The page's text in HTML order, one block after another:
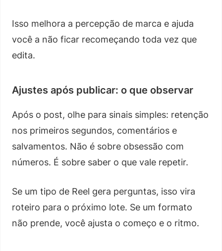
Isso melhora a percepção de marca e ajuda
você a não ficar recomeçando toda vez que
edita.
Ajustes após publicar: o que observar
Após o post, olhe para sinais simples: retenção
nos primeiros segundos, comentários e
salvamentos. Não é sobre obsessão com
números. É sobre saber o que vale repetir.
Se um tipo de Reel gera perguntas, isso vira
roteiro para o próximo lote. Se um formato
não prende, você ajusta o começo e o ritmo.